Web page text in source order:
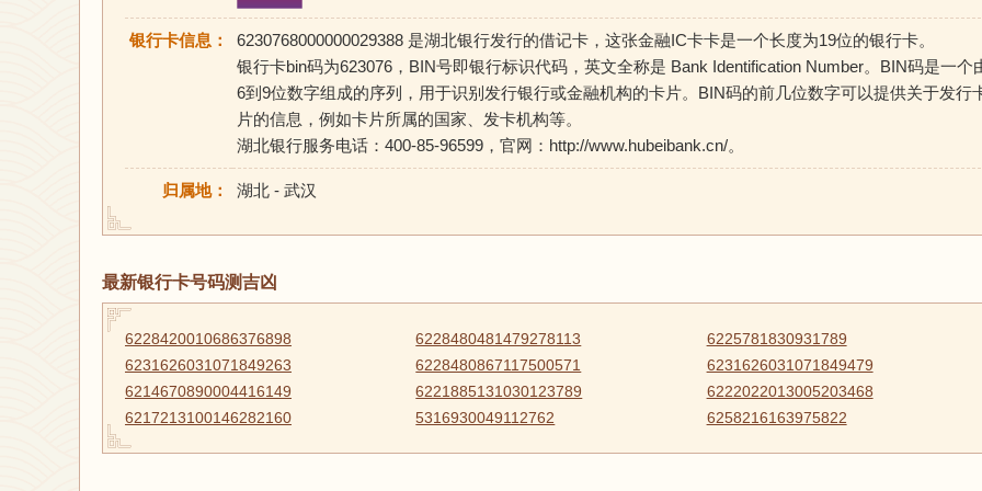
银行卡信息：
6230768000000029388 是湖北银行发行的借记卡，这张金融IC卡卡是一个长度为19位的银行卡。
银行卡bin码为623076，BIN号即银行标识代码，英文全称是 Bank Identification Number。BIN码是一个
6到9位数字组成的序列，用于识别发行银行或金融机构的卡片。BIN码的前几位数字可以提供关于发行
片的信息，例如卡片所属的国家、发卡机构等。
湖北银行服务电话：400-85-96599，官网：http://www.hubeibank.cn/。
归属地： 湖北 - 武汉
最新银行卡号码测吉凶
6228420010686376898 6228480481479278113
6225781830931789
6231626031071849263
6228480867117500571
6231626031071849479
6214670890004416149
6221885131030123789
6222022013005203468
6217213100146282160
5316930049112762 6258216163975822